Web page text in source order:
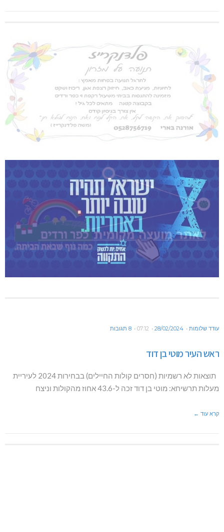
עודד שלומות 28/02/2024
07:12 8 תגובות
ראש העיר מוטי בן דוד
תוצאות לא רשמיות (חסרים קולות החיילים) בבחירות 2024 לעיריית
מעלות תרשיחא: מוטי בן דוד זכה ל-43.6 אחוז מהקולות וניצח
קרא עוד ←